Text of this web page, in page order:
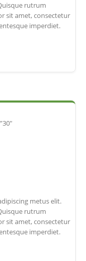
rutrum
sit amet, consectetur
imperdiet.
metus elit.
rutrum
sit amet, consectetur
imperdiet.